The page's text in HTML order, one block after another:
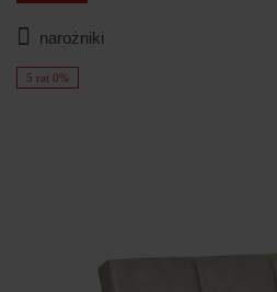
narożniki
5 rat 0%